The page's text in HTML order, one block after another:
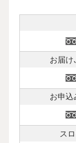
お届け
お申込
ス